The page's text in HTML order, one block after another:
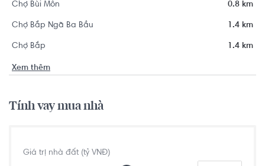
Chợ Bùi Môn 0.8 km
Chợ Bắp Ngã Ba Bầu 1.4 km
Chợ Bắp 1.4 km
Xem thêm
Tính vay mua nhà
Giá trị nhà đất (tỷ VNĐ)